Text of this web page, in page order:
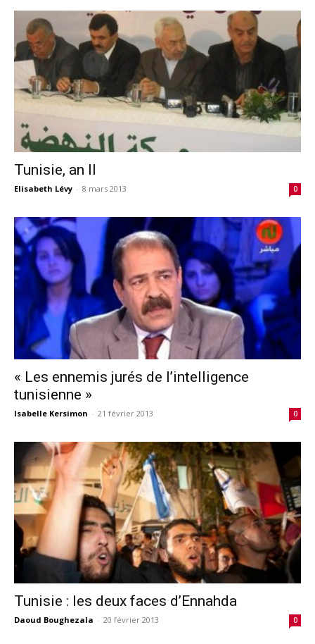
Tunisie, an II
Elisabeth Lévy - 8 mars 2013 0
« Les ennemis jurés de l’intelligence
tunisienne »
Isabelle Kersimon - 21 février 2013 0
Tunisie : les deux faces d’Ennahda
Daoud Boughezala - 20 février 2013 0